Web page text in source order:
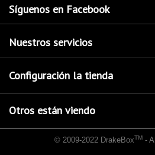
Síguenos en Facebook
Nuestros servicios
Configuración la tienda
Otros están viendo
© 2009-2022 DrakeBoxTM-